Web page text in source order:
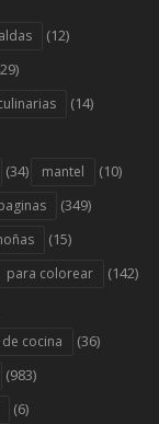
(12)
(14)
(34) mantel (10)
(349)
(15)
para colorear (142)
cocina (36)
(983)
(6)